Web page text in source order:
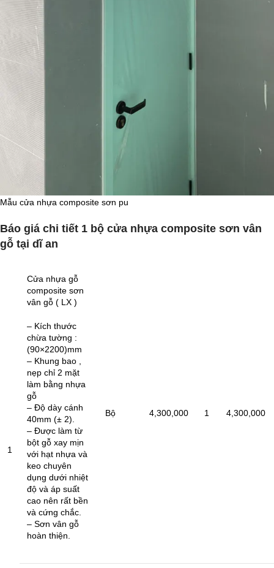
Mẫu cửa nhựa composite sơn pu
Báo giá chi tiết 1 bộ cửa nhựa composite sơn vân
gỗ tại dĩ an
1
Cửa nhựa gỗ
composite sơn
vân gỗ ( LX )
– Kích thước
chừa tường :
(90×2200)mm
– Khung bao ,
nẹp chỉ 2 mặt
làm bằng nhựa
gỗ
– Độ dày cánh
40mm (± 2).
– Được làm từ
bột gỗ xay mịn
với hạt nhựa và
keo chuyên
dụng dưới nhiệt
độ và áp suất
cao nên rất bền
và cứng chắc.
– Sơn vân gỗ
hoàn thiện.
Bộ 4,300,000 1 4,300,000